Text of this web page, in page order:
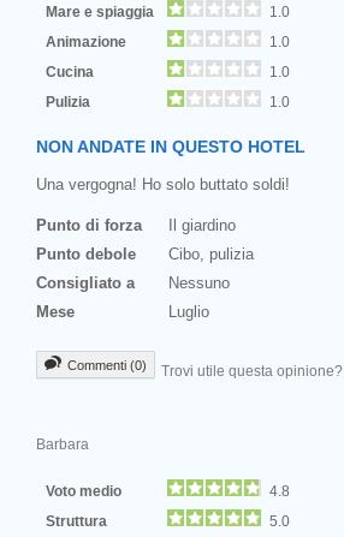
Mare e spiaggia
1.0
Animazione
1.0
Cucina
1.0
Pulizia
1.0
NON ANDATE IN QUESTO HOTEL
Una vergogna! Ho solo buttato soldi!
Punto di forza
Il giardino
Punto debole
Cibo, pulizia
Consigliato a
Nessuno
Mese
Luglio
Commenti (0) Trovi utile questa opinione?
Barbara
Voto medio
4.8
Struttura
5.0